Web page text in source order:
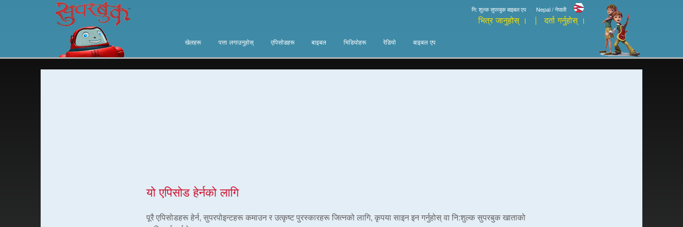
Nepal / नेपाली
नि: शुल्क सुपरबुक बाइबल एप
भित्र जानुहोस् । दर्ता गर्नुहोस् ।
खेलहरू पत्ता लगाउनुहोस् एपिसोडहरू बाइबल भिडियोहरू रेडियो बाइबल एप
यो एपिसोड हेर्नको लागि
पूरै एपिसोडहरू हेर्न, सुपरपोइन्टहरू कमाउन र उत्कृष्ट पुरस्कारहरू जित्नको लागि, कृपया साइन इन गर्नुहोस् वा नि:शुल्क सुपरबुक खाताको